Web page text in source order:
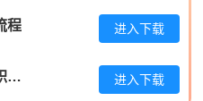
程 进入下载
采购人员职称职级及职位晋升管理制度 进入下载